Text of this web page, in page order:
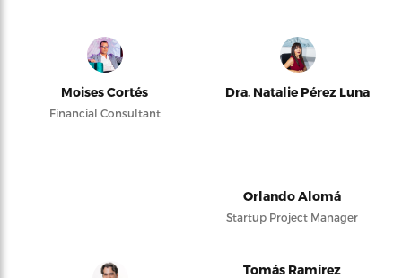
Moises Cortés
Financial Consultant
Dra. Natalie Pérez Luna
Orlando Alomá
Startup Project Manager
Tomás Ramírez